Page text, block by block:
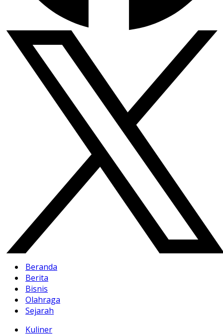
Beranda
Berita
Bisnis
Olahraga
Sejarah
Kuliner